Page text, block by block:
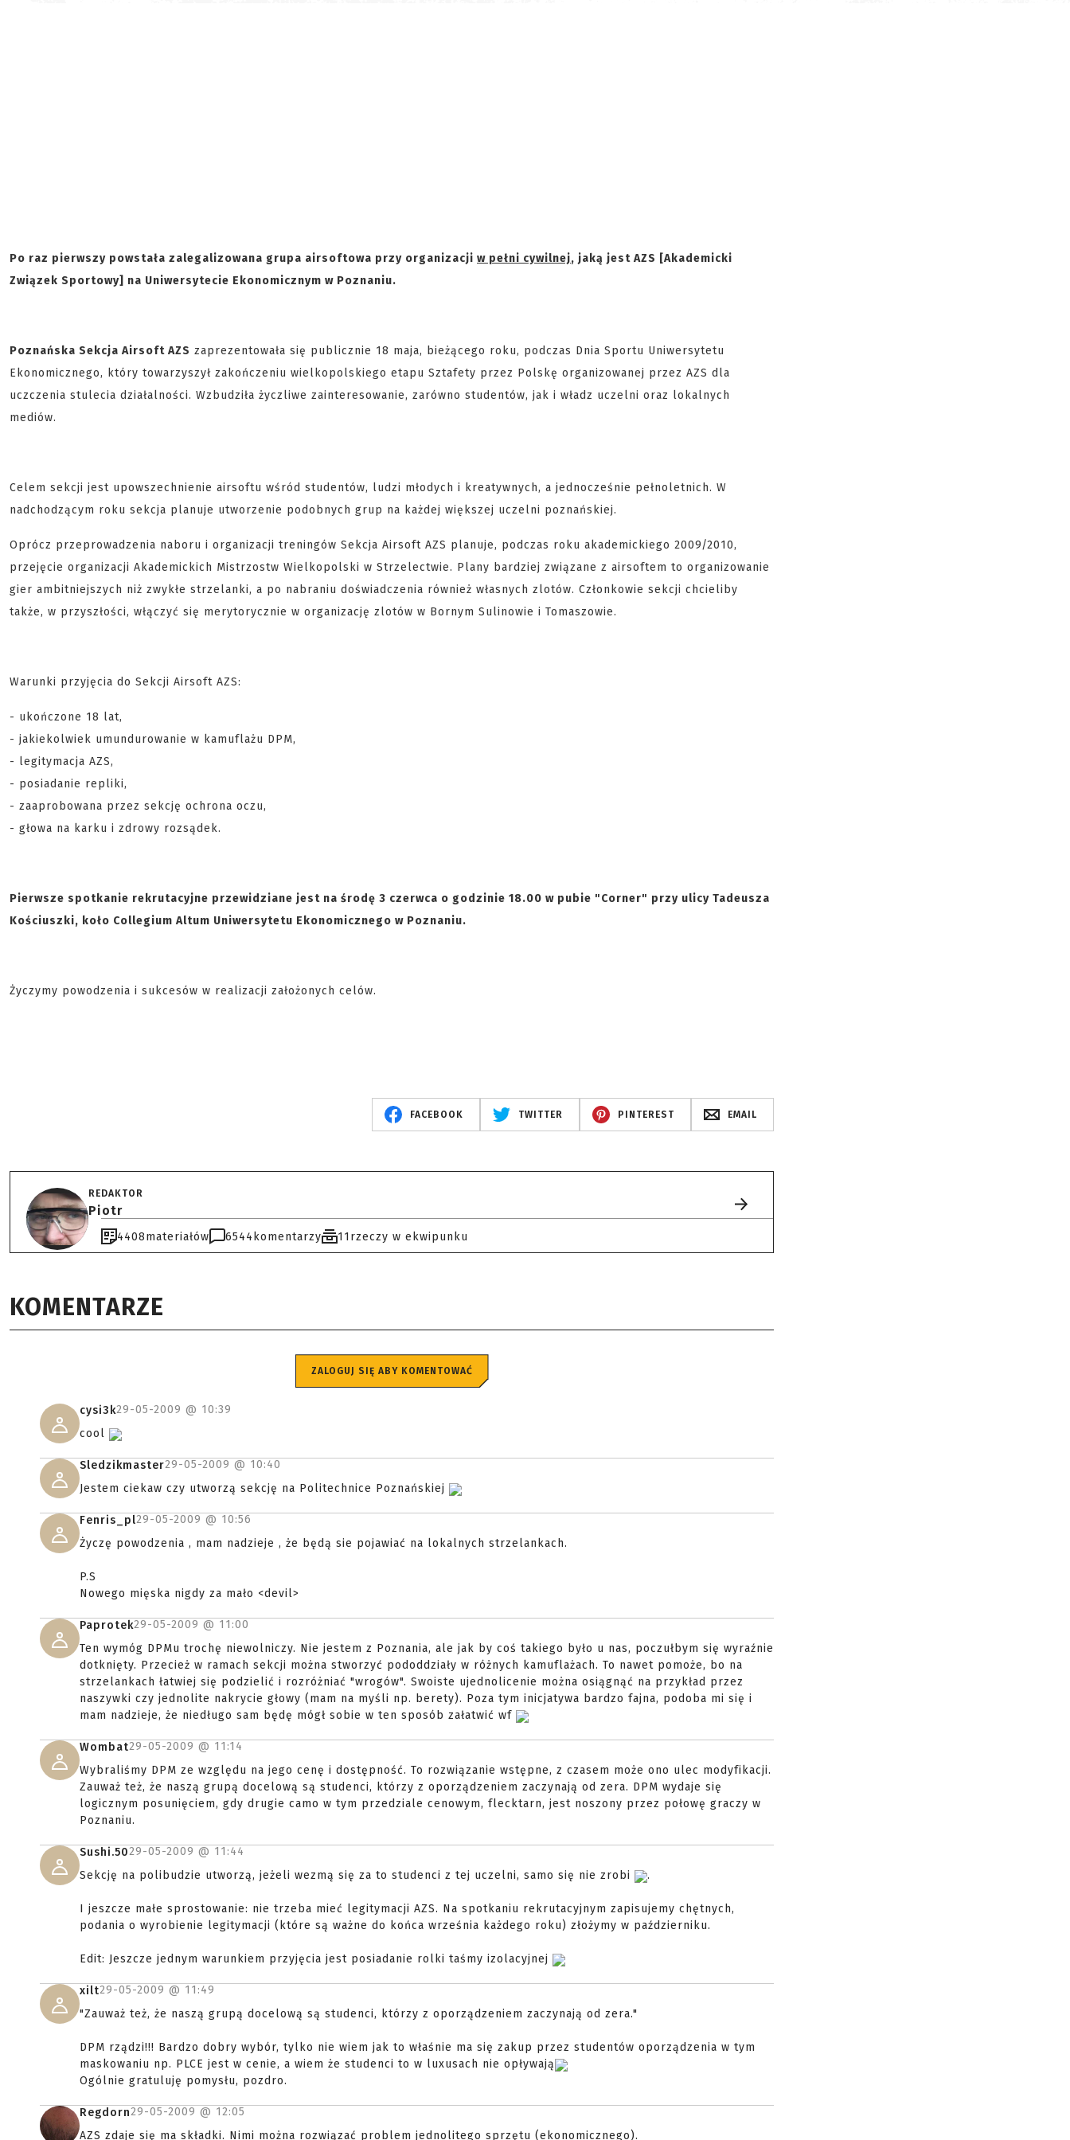
Po raz pierwszy powstała zalegalizowana grupa airsoftowa przy organizacji w pełni cywilnej, jaką jest AZS [Akademicki
Związek Sportowy] na Uniwersytecie Ekonomicznym w Poznaniu.
Poznańska Sekcja Airsoft AZS zaprezentowała się publicznie 18 maja, bieżącego roku, podczas Dnia Sportu Uniwersytetu
Ekonomicznego, który towarzyszył zakończeniu wielkopolskiego etapu Sztafety przez Polskę organizowanej przez AZS dla
uczczenia stulecia działalności. Wzbudziła życzliwe zainteresowanie, zarówno studentów, jak i władz uczelni oraz lokalnych
mediów.
Celem sekcji jest upowszechnienie airsoftu wśród studentów, ludzi młodych i kreatywnych, a jednocześnie pełnoletnich. W
nadchodzącym roku sekcja planuje utworzenie podobnych grup na każdej większej uczelni poznańskiej.
Oprócz przeprowadzenia naboru i organizacji treningów Sekcja Airsoft AZS planuje, podczas roku akademickiego 2009/2010,
przejęcie organizacji Akademickich Mistrzostw Wielkopolski w Strzelectwie. Plany bardziej związane z airsoftem to organizowanie
gier ambitniejszych niż zwykłe strzelanki, a po nabraniu doświadczenia również własnych zlotów. Członkowie sekcji chcieliby
także, w przyszłości, włączyć się merytorycznie w organizację zlotów w Bornym Sulinowie i Tomaszowie.
Warunki przyjęcia do Sekcji Airsoft AZS:
- ukończone 18 lat,
- jakiekolwiek umundurowanie w kamuflażu DPM,
- legitymacja AZS,
- posiadanie repliki,
- zaaprobowana przez sekcję ochrona oczu,
- głowa na karku i zdrowy rozsądek.
Pierwsze spotkanie rekrutacyjne przewidziane jest na środę 3 czerwca o godzinie 18.00 w pubie "Corner" przy ulicy Tadeusza
Kościuszki, koło Collegium Altum Uniwersytetu Ekonomicznego w Poznaniu.
Życzymy powodzenia i sukcesów w realizacji założonych celów.
FACEBOOK TWITTER PINTEREST EMAIL
REDAKTOR
Piotr
4408materiałów 6544 komentarzy 11rzeczy w ekwipunku
KOMENTARZE
ZALOGUJ SIĘ ABY KOMENTOWAĆ
cysi3k29-05-2009 @ 10:39
cool
Sledzikmaster29-05-2009 @ 10:40
Jestem ciekaw czy utworzą sekcję na Politechnice Poznańskiej
Fenris_pl29-05-2009 @ 10:56
Życzę powodzenia , mam nadzieje , że będą sie pojawiać na lokalnych strzelankach.
P.S
Nowego mięska nigdy za mało <devil>
Paprotek29-05-2009 @ 11:00
Ten wymóg DPMu trochę niewolniczy. Nie jestem z Poznania, ale jak by coś takiego było u nas, poczułbym się wyraźnie
dotknięty. Przecież w ramach sekcji można stworzyć pododdziały w różnych kamuflażach. To nawet pomoże, bo na
strzelankach łatwiej się podzielić i rozróżniać "wrogów". Swoiste ujednolicenie można osiągnąć na przykład przez
naszywki czy jednolite nakrycie głowy (mam na myśli np. berety). Poza tym inicjatywa bardzo fajna, podoba mi się i
mam nadzieje, że niedługo sam będę mógł sobie w ten sposób załatwić wf
Wombat29-05-2009 @ 11:14
Wybraliśmy DPM ze względu na jego cenę i dostępność. To rozwiązanie wstępne, z czasem może ono ulec modyfikacji.
Zauważ też, że naszą grupą docelową są studenci, którzy z oporządzeniem zaczynają od zera. DPM wydaje się
logicznym posunięciem, gdy drugie camo w tym przedziale cenowym, flecktarn, jest noszony przez połowę graczy w
Poznaniu.
Sushi.5029-05-2009 @ 11:44
Sekcję na polibudzie utworzą, jeżeli wezmą się za to studenci z tej uczelni, samo się nie zrobi
.
I jeszcze małe sprostowanie: nie trzeba mieć legitymacji AZS. Na spotkaniu rekrutacyjnym zapisujemy chętnych,
podania o wyrobienie legitymacji (które są ważne do końca września każdego roku) złożymy w październiku.
Edit: Jeszcze jednym warunkiem przyjęcia jest posiadanie rolki taśmy izolacyjnej
xilt29-05-2009 @ 11:49
"Zauważ też, że naszą grupą docelową są studenci, którzy z oporządzeniem zaczynają od zera."
DPM rządzi!!! Bardzo dobry wybór, tylko nie wiem jak to właśnie ma się zakup przez studentów oporządzenia w tym
maskowaniu np. PLCE jest w cenie, a wiem że studenci to w luxusach nie opływają
Ogólnie gratuluję pomysłu, pozdro.
Regdorn29-05-2009 @ 12:05
AZS zdaje się ma składki. Nimi można rozwiązać problem jednolitego sprzętu (ekonomicznego).